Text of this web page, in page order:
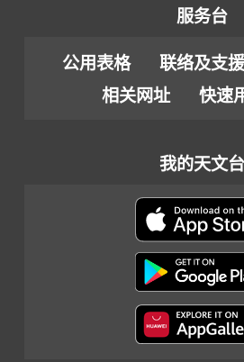
服务台
公用表格 联络及支援
相关网址
快速
我的天文台